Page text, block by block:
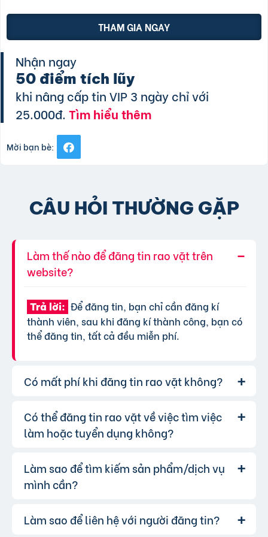
THAM GIA NGAY
Nhận ngay
50 điểm tích lũy
khi nâng cấp tin VIP 3 ngày chỉ với
25.000đ.Tìm hiểu thêm
Mời bạn bè:
CÂU HỎI THƯỜNG GẶP
Làm thế nào để đăng tin rao vặt trên
website?
Trả lời: Để đăng tin, bạn chỉ cần đăng kí
thành viên, sau khi đăng kí thành công, bạn có
thể đăng tin, tất cả đều miễn phí.
Có mất phí khi đăng tin rao vặt không?
Trả lời: Chúng tôi cung cấp gói đăng tin miễn
phí cơ bản cho tất cả người dùng. Tuy nhiên, để
tăng hiệu quả quảng cáo và được ưu tiên hiển
thị, bạn có thể lựa chọn các gói dịch vụ nâng
cấp với chi phí hợp lý, xem thêmphí dịch vụ tin
VIP.
Có thể đăng tin rao vặt về việc tìm việc
làm hoặc tuyển dụng không?
Trả lời: Hoàn toàn có thể. Website của chúng
tôi hỗ trợ đăng tin tuyển dụng và tìm việc làm.
đủ thông tin.
Làm sao để tìm kiếm sản phẩm/dịch vụ
mình cần?
Trả lời: Bạn có thể sử dụng công cụ tìm kiếm
Làm sao để liên hệ với người đăng tin?